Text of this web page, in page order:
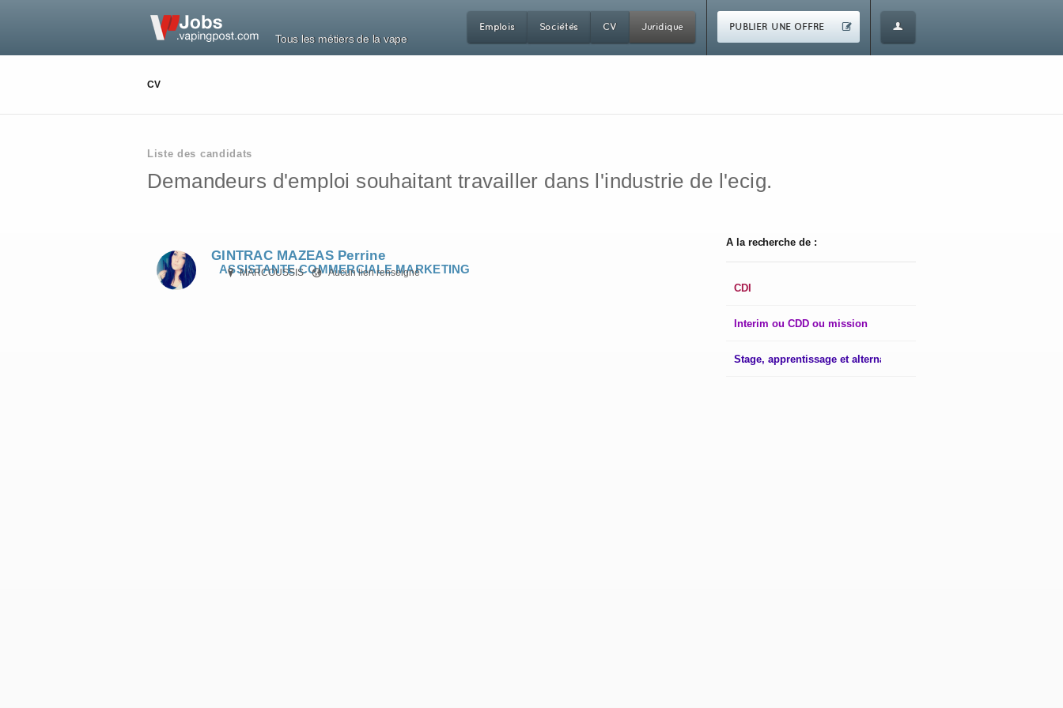
Tous les métiers de la vape
Emplois Sociétés CV Juridique PUBLIER UNE OFFRE
CV
Liste des candidats
Demandeurs d'emploi souhaitant travailler dans l'industrie de l'ecig.
GINTRAC MAZEAS Perrine
ASSISTANTE COMMERCIALE MARKETING
MARCOUSSIS Aucun lien renseigné
A la recherche de :
CDI
Interim ou CDD ou mission
Stage, apprentissage et alternance